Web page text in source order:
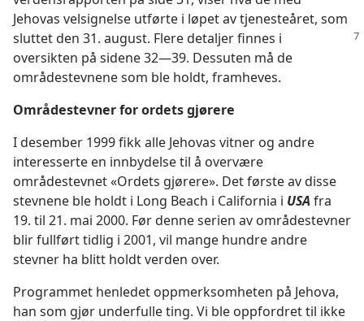
Jehovas velsignelse utførte i løpet av tjenesteåret, som
sluttet den 31. august. Fleredetaljer finnes i
oversikten på sidene 32—39. Dessuten må de
områdestevnene som ble holdt, framheves.
Områdestevner for ordets gjørere
I desember 1999 fikk alle Jehovas vitner og andre
interesserte en innbydelse til å overvære
områdestevnet «Ordets gjørere». Det første av disse
stevnene ble holdt i Long Beach i California i USA fra
19. til 21. mai 2000. Før denne serien av områdestevner
blir fullført tidlig i 2001, vil mange hundre andre
stevner ha blitt holdt verden over.
Programmet henledet oppmerksomheten på Jehova,
han som gjør underfulle ting. Vi ble oppfordret til ikke